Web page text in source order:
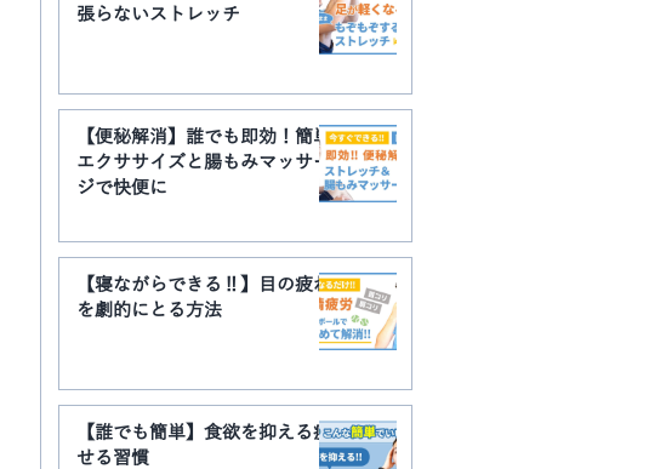
張らないストレッチ
【便秘解消】誰でも即効！簡単
エクササイズと腸もみマッサー
ジで快便に
【寝ながらできる‼】目の疲れ
を劇的にとる方法
【誰でも簡単】食欲を抑える痩
せる習慣